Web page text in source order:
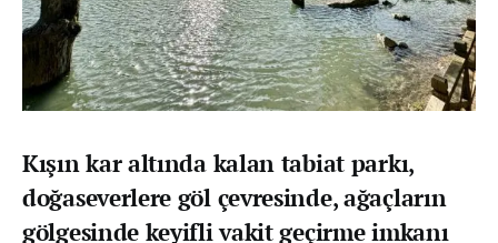
Kışın kar altında kalan tabiat parkı,
doğaseverlere göl çevresinde, ağaçların
gölgesinde keyifli vakit geçirme imkanı